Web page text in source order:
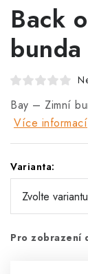
Back
Bay – Zimní
Více informací
Varianta:
Pro zobrazení